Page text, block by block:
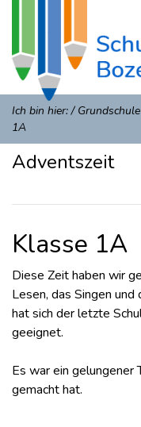
Ich bin hier:/ Grundschule
1A
Adventszeit
Klasse 1A
Diese Zeit haben wir
Lesen, das Singen
hat sich der letzte
geeignet.
Es war ein gelungener
gemacht hat.